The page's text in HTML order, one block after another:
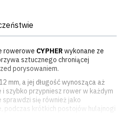
rowerowe CYPHERwykonane ze
sztucznego chroniącej
porysowaniem.
mm, a jej długość wynosząca aż
szybko przypniesz rower w każdym
sprawdzi się również jako
podczas krótkich postojów hulajnogi